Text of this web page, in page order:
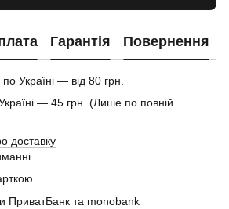
Гарантія Повернення
Україні — від 80 грн.
— 45 грн. (Лише по повній
доставку
ПриватБанк та monobank